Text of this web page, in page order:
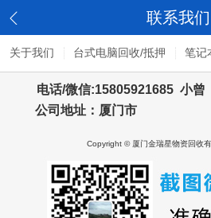
联系我们
关于我们 台式电脑回收/抵押 笔记
电话/微信:15805921685 小曾
公司地址：厦门市
Copyright © 厦门金瑞星物资回收